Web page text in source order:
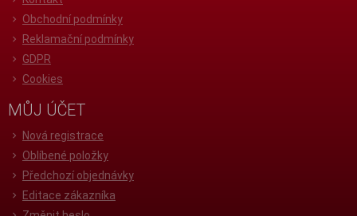
Obchodní podmínky
Reklamační podmínky
GDPR
Cookies
MŮJ ÚČET
Nová registrace
Oblíbené položky
Předchozí objednávky
Editace zákazníka